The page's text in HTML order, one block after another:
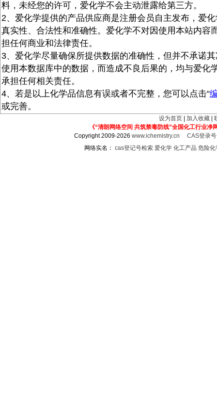
料，未经您的许可，爱化学不会主动泄露给第三方。
2、爱化学提供的产品供应商是注册会员自主发布，爱
真实性、合法性和准确性。爱化学不对因使用本站内容
担任何商业和法律责任。
3、爱化学尽量确保所提供数据的准确性，但并不承诺
使用本数据库中的数据，而造成不良后果的，均与爱化
承担任何相关责任。
4、若是以上化学品信息有误或者不完整，您可以点击“
或完善。
设为首页 加入收藏
《“清朗网络空间 共筑禁毒防线”全国化工行业净
Copyright 2009-2026www.ichemistry.cn
CAS登录
网络实名： cas登记号检索 爱化学 化工产品 危险化